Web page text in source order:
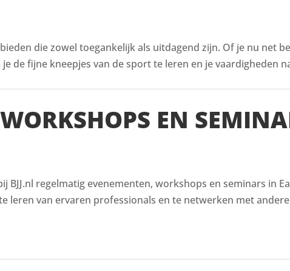
die zowel toegankelijk als uitdagend zijn. Of je nu net
de fijne kneepjes van de sport te leren en je vaardigheden
EN
BJJ.nl regelmatig evenementen, workshops en seminars in
leren van ervaren professionals en te netwerken met andere